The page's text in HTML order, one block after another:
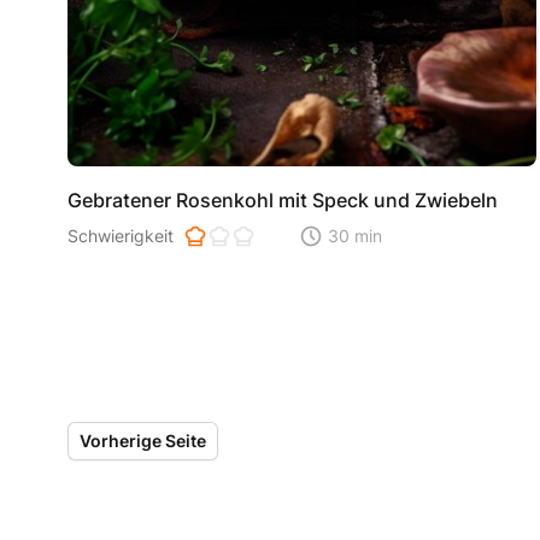
Gebratener Rosenkohl mit Speck und Zwiebeln
Schwierigkeit der Zubereitung. 1 ist einfach 2 ist mittel 3
Schwierigkeit Zeitaufwand der der
30 min
Vorherige Seite